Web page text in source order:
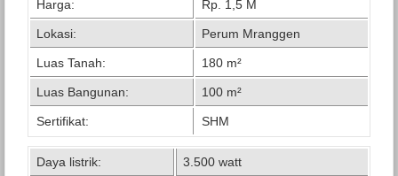
Harga: Rp. 1,5 M
Lokasi: Perum Mranggen
Luas Tanah: 180 m²
Luas Bangunan: 100 m²
Sertifikat: SHM
Daya listrik: 3.500 watt